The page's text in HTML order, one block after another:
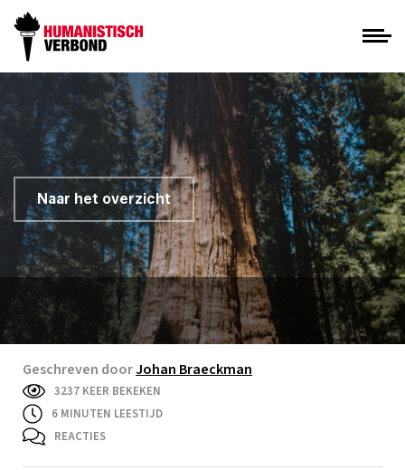
Naar het overzicht
Geschreven doorJohan Braeckman
3237 KEER BEKEKEN
6 MINUTEN LEESTIJD
REACTIES